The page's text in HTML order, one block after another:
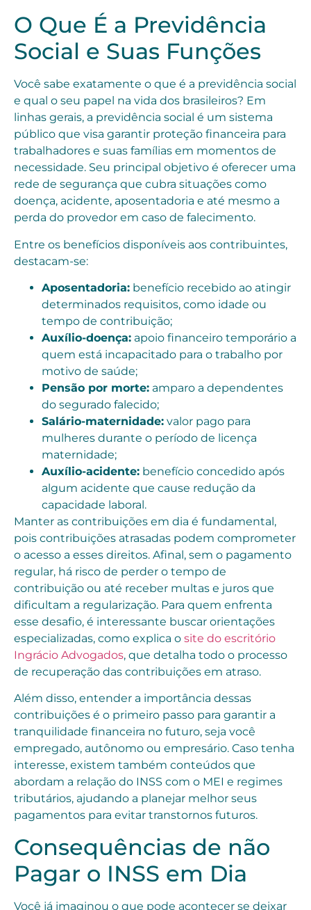
O Que É a Previdência
Social e Suas Funções
Você sabe exatamente o que é a previdência social
e qual o seu papel na vida dos brasileiros? Em
linhas gerais, a previdência social é um sistema
público que visa garantir proteção financeira para
trabalhadores e suas famílias em momentos de
necessidade. Seu principal objetivo é oferecer uma
rede de segurança que cubra situações como
doença, acidente, aposentadoria e até mesmo a
perda do provedor em caso de falecimento.
Entre os benefícios disponíveis aos contribuintes,
destacam-se:
Aposentadoria: benefício recebido ao atingir
determinados requisitos, como idade ou
tempo de contribuição;
Auxílio-doença: apoio financeiro temporário a
quem está incapacitado para o trabalho por
motivo de saúde;
Pensão por morte: amparo a dependentes
do segurado falecido;
Salário-maternidade: valor pago para
mulheres durante o período de licença
maternidade;
Auxílio-acidente: benefício concedido após
algum acidente que cause redução da
capacidade laboral.
Manter as contribuições em dia é fundamental,
pois contribuições atrasadas podem comprometer
o acesso a esses direitos. Afinal, sem o pagamento
regular, há risco de perder o tempo de
contribuição ou até receber multas e juros que
dificultam a regularização. Para quem enfrenta
esse desafio, é interessante buscar orientações
especializadas, como explica o site do escritório
Ingrácio Advogados, que detalha todo o processo
de recuperação das contribuições em atraso.
Além disso, entender a importância dessas
contribuições é o primeiro passo para garantir a
tranquilidade financeira no futuro, seja você
empregado, autônomo ou empresário. Caso tenha
interesse, existem também conteúdos que
abordam a relação do INSS com o MEI e regimes
tributários, ajudando a planejar melhor seus
pagamentos para evitar transtornos futuros.
Consequências de não
Pagar o INSS em Dia
Você já imaginou o que pode acontecer se deixar